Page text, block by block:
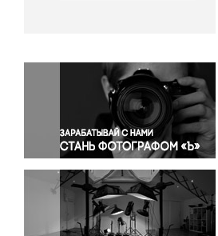
Окружающая среда
Политика
Правосудие
Происшествия и конфликты
Религия
Светская жизнь
Спорт
Экология
Экономика и бизнес